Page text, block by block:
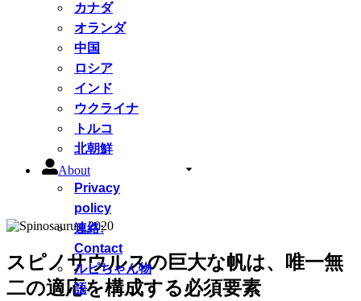
カナダ
オランダ
中国
ロシア
インド
ウクライナ
トルコ
北朝鮮
About
Privacy
policy
連絡:
Contact
ルピちゃん物
語
スピノサウルスの巨大な帆は、唯一無
二の適応を構成する必須要素